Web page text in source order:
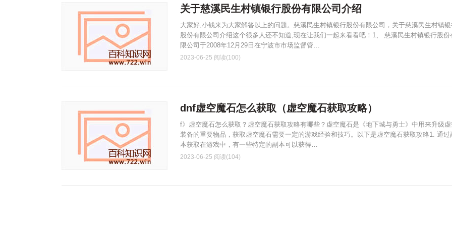
关于慈溪民生村镇银行股份有限公司介绍
大家好,小钱来为大家解答以上的问题。慈溪民生村镇银行股份有限公司，关于慈溪民生村镇
股份有限公司介绍这个很多人还不知道,现在让我们一起来看看吧！1、 慈溪民生村镇银行股份
限公司于2008年12月29日在宁波市市场监督管…
2023-06-25 阅读(100)
dnf虚空魔石怎么获取（虚空魔石获取攻略）
f》虚空魔石怎么获取？虚空魔石获取攻略有哪些？虚空魔石是《地下城与勇士》中用来升级
装备的重要物品，获取虚空魔石需要一定的游戏经验和技巧。以下是虚空魔石获取攻略1. 通过
本获取在游戏中，有一些特定的副本可以获得…
2023-06-25 阅读(104)